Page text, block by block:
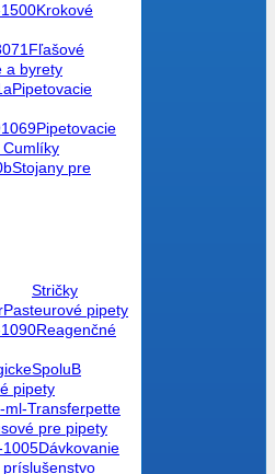
Krokové
Fľašové
a byrety
Pipetovacie
Pipetovacie
Cumlíky
Stojany pre
Stričky
Pasteurové pipety
Reagenčné
pipety
pre pipety
Dávkovanie